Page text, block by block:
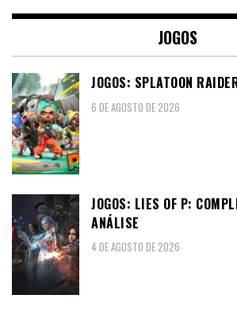
JOGOS
JOGOS: SPLATOON
6 DE AGOSTO DE 2026
JOGOS: LIES OF P:
ANÁLISE
4 DE AGOSTO DE 2026